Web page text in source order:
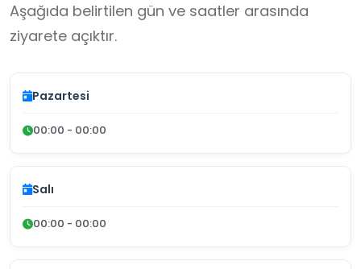
Aşağıda belirtilen gün ve saatler arasında
ziyarete açıktır.
Pazartesi
00:00 - 00:00
Salı
00:00 - 00:00